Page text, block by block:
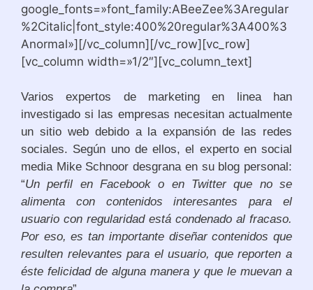
google_fonts=»font_family:ABeeZee%3Aregular
%2Citalic|font_style:400%20regular%3A400%3
Anormal»][/vc_column][/vc_row][vc_row]
[vc_column width=»1/2″][vc_column_text]
Varios expertos de marketing en linea han
investigado si las empresas necesitan actualmente
un sitio web debido a la expansión de las redes
sociales. Según uno de ellos, el experto en social
media Mike Schnoor desgrana en su blog personal:
“Un perfil en Facebook o en Twitter que no se
alimenta con contenidos interesantes para el
usuario con regularidad está condenado al fracaso.
Por eso, es tan importante diseñar contenidos que
resulten relevantes para el usuario, que reporten a
éste felicidad de alguna manera y que le muevan a